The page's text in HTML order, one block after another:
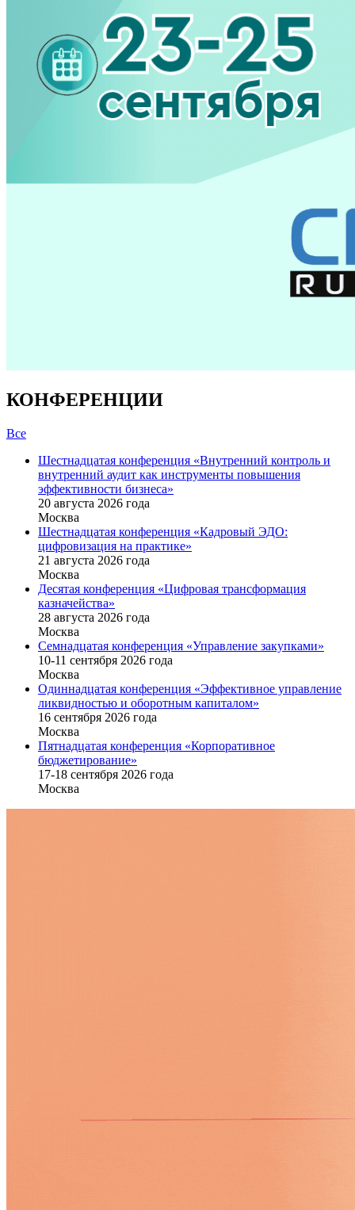
КОНФЕРЕНЦИИ
Все
Шестнадцатая конференция «Внутренний контроль и
внутренний аудит как инструменты повышения
эффективности бизнеса»
20 августа 2026 года
Москва
Шестнадцатая конференция «Кадровый ЭДО:
цифровизация на практике»
21 августа 2026 года
Москва
Десятая конференция «Цифровая трансформация
казначейства»
28 августа 2026 года
Москва
Семнадцатая конференция «Управление закупками»
10-11 сентября 2026 года
Москва
Одиннадцатая конференция «Эффективное управление
ликвидностью и оборотным капиталом»
16 cентября 2026 года
Москва
Пятнадцатая конференция «Корпоративное
бюджетирование»
17-18 сентября 2026 года
Москва